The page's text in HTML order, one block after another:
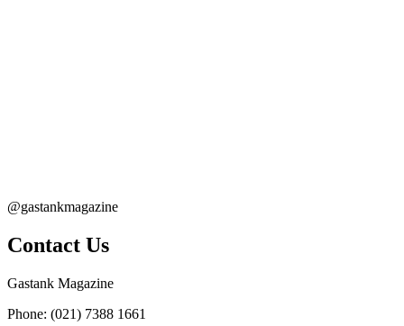
@gastankmagazine
Contact Us
Gastank Magazine
Phone: (021) 7388 1661